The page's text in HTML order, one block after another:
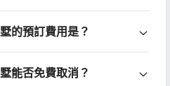
的預訂費用是？
能否免費取消？